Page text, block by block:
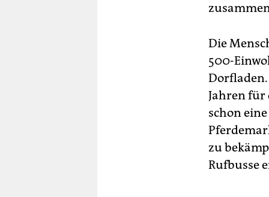
Die
500-
Jahren für
schon
zu
Rufbusse